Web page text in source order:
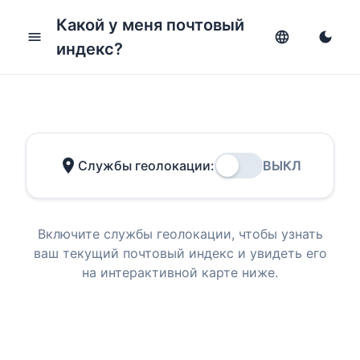
menu
Какой у меня почтовый
индекс?
language dark_mode
location_on Службы геолокации: ВЫКЛ
Включите службы геолокации, чтобы узнать
ваш текущий почтовый индекс и увидеть его
на интерактивной карте ниже.